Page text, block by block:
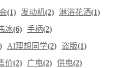
(1) 发动机(2) 淋浴花洒(1)
冰(6) 手柄(2)
AI理想同学(2) 盗版(1)
价(2) 广电(2) 供电(2)